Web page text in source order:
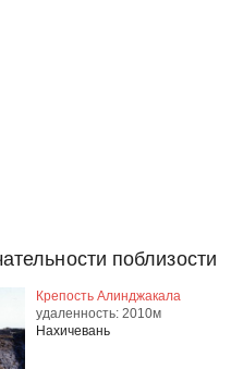
поблизости
Крепость Алинджакала
удаленность: 2010м
Нахичевань